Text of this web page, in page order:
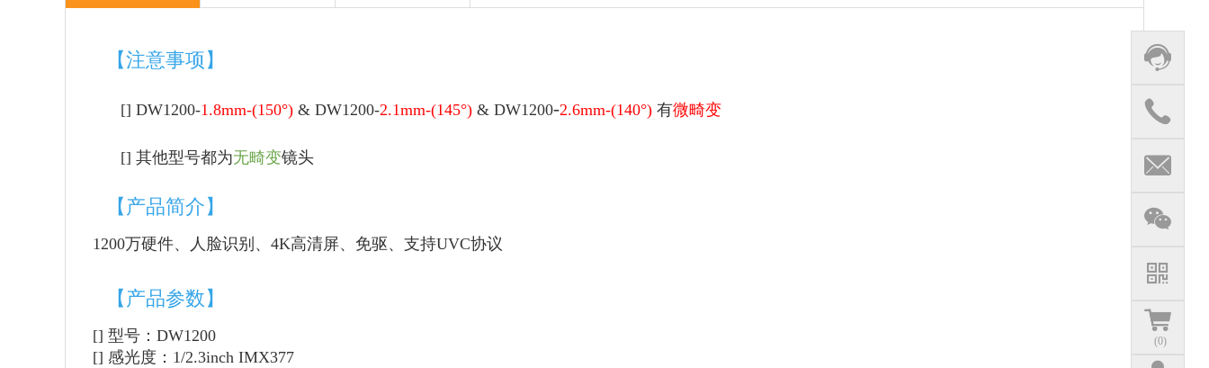
(0)
【注意事项】
[] DW1200-1.8mm-(150°) & DW1200-2.1mm-(145°) & DW1200-2.6mm-(140°) 有微畸变
[] 其他型号都为无畸变镜头
【产品简介】
1200万硬件、人脸识别、4K高清屏、免驱、支持UVC协议
【产品参数】
[] 型号：DW1200
[] 感光度：1/2.3inch IMX377